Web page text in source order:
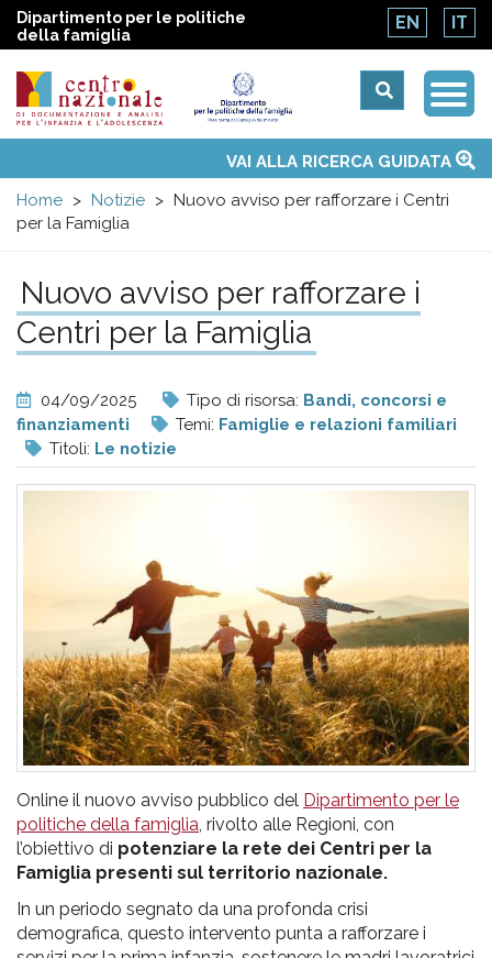
Dipartimento per le politiche
della famiglia
EN IT
Centro
nazionale
di
Documentazione
e
analisi
pr
l'infanzia
l'adolescenza
menu
Temi
Attività
Convenzione ONUVAI ALLA RICERCA GUIDATA
Home
Notizie
Nuovo avviso per rafforzare i Centri
per la Famiglia
Nuovo avviso per rafforzare i
Centri per la Famiglia
04/09/2025 Tipo di risorsa: Bandi, concorsi e
finanziamenti
Temi: Famiglie e relazioni familiari
Titoli: Le notizie
Online il nuovo avviso pubblico del Dipartimento per le
politiche della famiglia, rivolto alle Regioni, con
l’obiettivo di potenziare la rete dei Centri per la
Famiglia presenti sul territorio nazionale.
In un periodo segnato da una profonda crisi
demografica, questo intervento punta a rafforzare i